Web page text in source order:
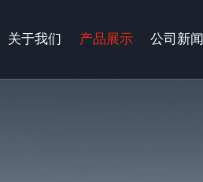
关于我们 产品展示 公司新闻